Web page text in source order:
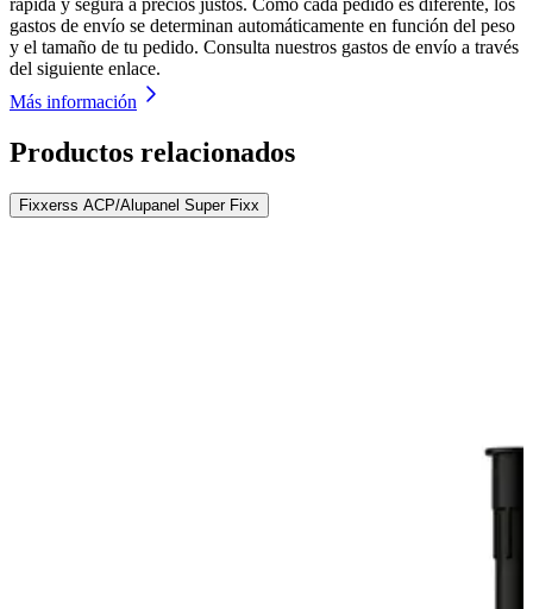
rápida y segura a precios justos. Como cada pedido es diferente, los
gastos de envío se determinan automáticamente en función del peso
y el tamaño de tu pedido. Consulta nuestros gastos de envío a través
del siguiente enlace.
Más información
Productos relacionados
Fixxerss ACP/Alupanel Super Fixx